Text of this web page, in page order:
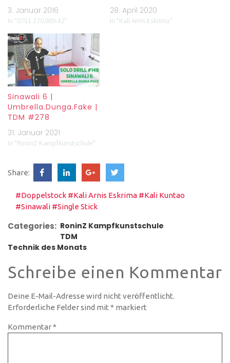
3. Januar 2016
In "0751.270.889.42"
28. April 2020
In "Kali Arnis Eskrima"
Sinawali 6 |
Umbrella.Dunga.Fake |
TDM #278
31. Januar 2021
In "RoninZ Kampfkunstschule"
Share:
#Doppelstock #Kali Arnis Eskrima #Kali Kuntao
#Sinawali #Single Stick
Categories: RoninZ Kampfkunstschule
TDM
Technik des Monats
Schreibe einen Kommentar
Deine E-Mail-Adresse wird nicht veröffentlicht.
Erforderliche Felder sind mit * markiert
Kommentar*